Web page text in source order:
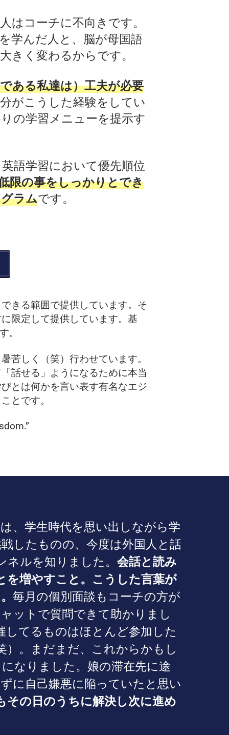
はコーチに不向きです。
学んだ人と、脳が母国語
きく変わるからです。
ある私達は）工夫が必要
がこうした経験をしてい
の学習メニューを提示す
語学習において優先順位
限の事をしっかりとでき
ラムです。
きる範囲で提供しています。そ
限定して提供しています。基
。
苦しく（笑）行わせています。
話せる」ようになるために本当
とは何かを言い表す有名なエジ
とです。
、学生時代を思い出しながら学
したものの、今度は外国人と話
ルを知りました。 会話と読み
増やすこと。こうした言葉が
毎月の個別面談もコーチの方が
ットで質問できて助かりまし
てるものはほとんど参加した
。まだまだ、これからかもし
なりました。娘の滞在先に途
に自己嫌悪に陥っていたと思い
の日のうちに解決し次に進め